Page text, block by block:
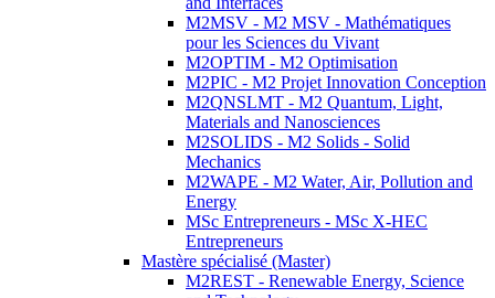
M2MSV - M2 MSV - Mathématiques
pour les Sciences du Vivant
M2OPTIM - M2 Optimisation
M2PIC - M2 Projet Innovation Conception
M2QNSLMT - M2 Quantum, Light,
Materials and Nanosciences
M2SOLIDS - M2 Solids - Solid
Mechanics
M2WAPE - M2 Water, Air, Pollution and
Energy
MSc Entrepreneurs - MSc X-HEC
Entrepreneurs
Mastère spécialisé (Master)
M2REST - Renewable Energy, Science